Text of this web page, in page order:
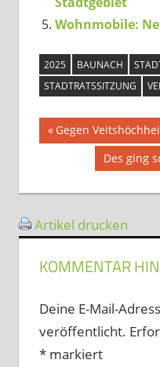
Wohnmobile:
2025 BAUNACH
STADTRATSSITZUNG
Vorheriger
Beitrag:
Gegen
Nächster
Beitrag:
Des ging
Artikel drucken
KOMMENTAR
Deine E-Mail-
veröffentlicht.
*markiert